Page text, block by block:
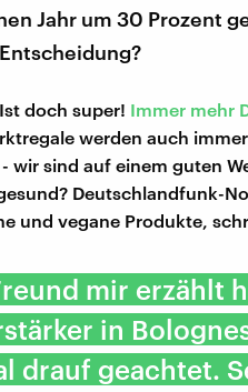
Jahr um 30 Prozent
doch super! Immer mehr
werden auch
wir sind auf einem guten
Deutschlandfunk-
und vegane Produkte,
mir erzählt
in
drauf geachtet.